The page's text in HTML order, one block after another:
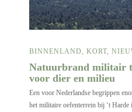
BINNENLAND KORT
Natuurbrand militair
voor dier en milieu
Een voor Nederlandse begrippen
het militaire oefenterrein bij ‘t